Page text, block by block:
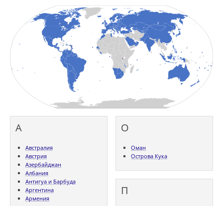
А
Австралия
Австрия
Азербайджан
Албания
Антигуа и Барбуда
Аргентина
Армения
О
Оман
Острова Кука
П